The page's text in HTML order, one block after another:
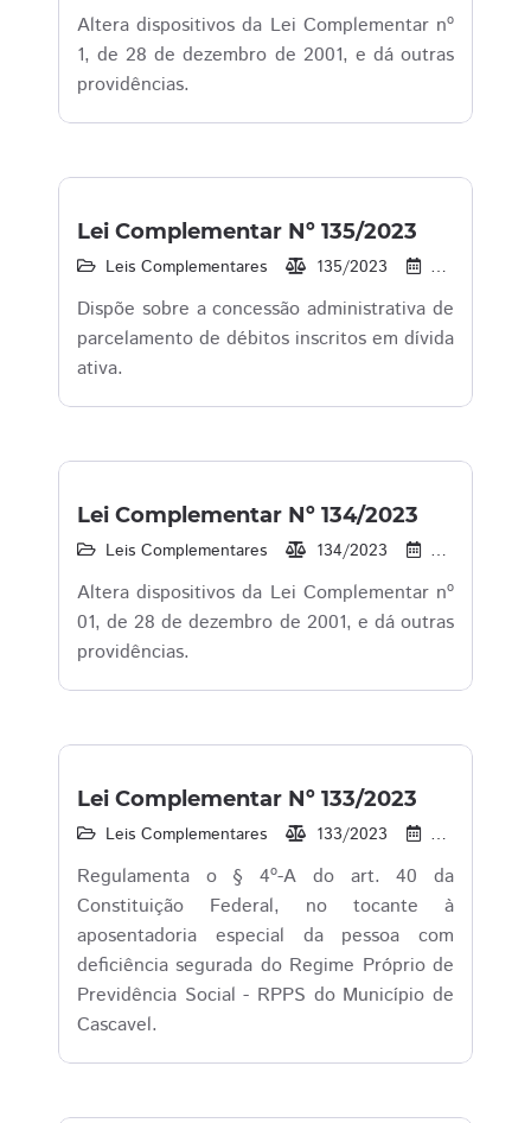
Altera dispositivos da Lei Complementar nº
1, de 28 de dezembro de 2001, e dá outras
providências.
Lei Complementar Nº 135/2023
Leis Complementares 135/2023 22/12/2023
Dispõe sobre a concessão administrativa de
parcelamento de débitos inscritos em dívida
ativa.
Lei Complementar Nº 134/2023
Leis Complementares 134/2023 22/12/2023
Altera dispositivos da Lei Complementar nº
01, de 28 de dezembro de 2001, e dá outras
providências.
Lei Complementar Nº 133/2023
Leis Complementares 133/2023 08/11/2023
Regulamenta o § 4º-A do art. 40 da
Constituição Federal, no tocante à
aposentadoria especial da pessoa com
deficiência segurada do Regime Próprio de
Previdência Social - RPPS do Município de
Cascavel.